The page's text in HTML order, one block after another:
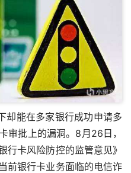
却能在多家银行成功申请多
审批上的漏洞。8月26日，
行卡风险防控的监管意见》
前银行卡业务面临的电信诈